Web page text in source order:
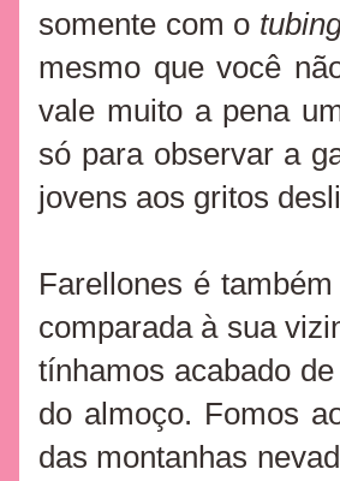
somente com o
mesmo que você
vale muito a pena
só para observar a
jovens aos gritos
Farellones é
comparada à sua
tínhamos acabado
do almoço. Fomos
das montanhas